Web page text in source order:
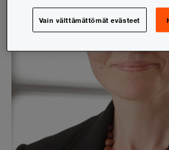
Vain välttämättömät evästeet